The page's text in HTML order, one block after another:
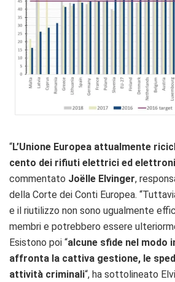
“L’Unione Europea attualmente
cento dei rifiuti elettrici ed
commentato Joëlle Elvinger,
della Corte dei Conti Europea.
e il riutilizzo non sono ugualmente
membri e potrebbero essere
Esistono poi “alcune sfide nel modo
affronta la cattiva gestione, le
attività criminali“, ha sottolineato